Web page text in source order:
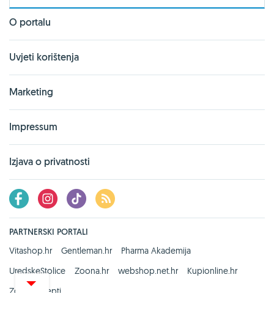
O portalu
Uvjeti korištenja
Marketing
Impressum
Izjava o privatnosti
PARTNERSKI PORTALI
Vitashop.hr
Gentleman.hr
Pharma Akademija
UredskeStolice
Zoona.hr webshop.net.hr
Kupionline.hr
Zdravi recepti